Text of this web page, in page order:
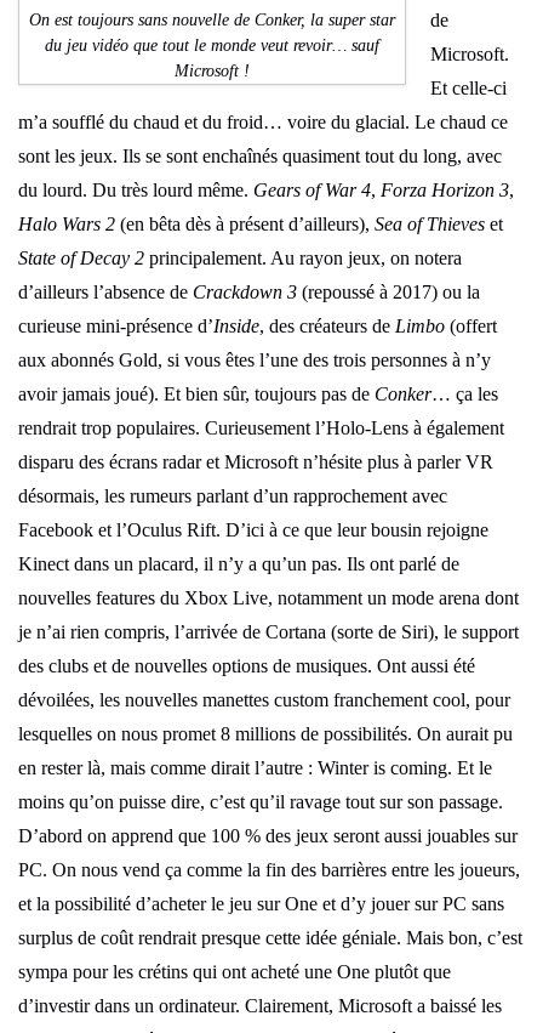
On est toujours sans nouvelle de Conker, la super star
du jeu vidéo que tout le monde veut revoir… sauf
Microsoft !
de
Microsoft.
Et celle-ci
m’a soufflé du chaud et du froid… voire du glacial. Le chaud ce
sont les jeux. Ils se sont enchaînés quasiment tout du long, avec
du lourd. Du très lourd même. Gears of War 4, Forza Horizon 3,
Halo Wars 2 (en bêta dès à présent d’ailleurs), Sea of Thieves et
State of Decay 2 principalement. Au rayon jeux, on notera
d’ailleurs l’absence de Crackdown 3 (repoussé à 2017) ou la
curieuse mini-présence d’Inside, des créateurs de Limbo (offert
aux abonnés Gold, si vous êtes l’une des trois personnes à n’y
avoir jamais joué). Et bien sûr, toujours pas de Conker… ça les
rendrait trop populaires. Curieusement l’Holo-Lens à également
disparu des écrans radar et Microsoft n’hésite plus à parler VR
désormais, les rumeurs parlant d’un rapprochement avec
Facebook et l’Oculus Rift. D’ici à ce que leur bousin rejoigne
Kinect dans un placard, il n’y a qu’un pas. Ils ont parlé de
nouvelles features du Xbox Live, notamment un mode arena dont
je n’ai rien compris, l’arrivée de Cortana (sorte de Siri), le support
des clubs et de nouvelles options de musiques. Ont aussi été
dévoilées, les nouvelles manettes custom franchement cool, pour
lesquelles on nous promet 8 millions de possibilités. On aurait pu
en rester là, mais comme dirait l’autre : Winter is coming. Et le
moins qu’on puisse dire, c’est qu’il ravage tout sur son passage.
D’abord on apprend que 100 % des jeux seront aussi jouables sur
PC. On nous vend ça comme la fin des barrières entre les joueurs,
et la possibilité d’acheter le jeu sur One et d’y jouer sur PC sans
surplus de coût rendrait presque cette idée géniale. Mais bon, c’est
sympa pour les crétins qui ont acheté une One plutôt que
d’investir dans un ordinateur. Clairement, Microsoft a baissé les